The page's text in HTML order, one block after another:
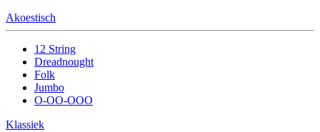
Akoestisch
12 String
Dreadnought
Folk
Jumbo
O-OO-OOO
Klassiek